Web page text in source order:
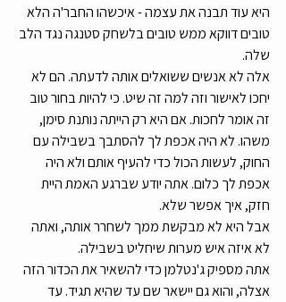
היא עוד תבנה את עצמה - איכשהו החבר'ה הלא
טובים דווקא ממש טובים בלשחק סטנגה נגד הלב
שלה.
אלה לא אנשים ששואלים אותה לדעתה. הם לא
יחכו לאישור וזה למה זה שיט. כי להיות בחור טוב
זה אומר לחכות. אם היא רק הייתה נותנת סימן,
משהו. לא היה אכפת לך להסתבך בשבילה עם
החוק, לעשות הכול כדי להעיף אותם ולא היה
אכפת לך כלום. אתה יודע שברגע האמת היית
חזק, איך אפשר שלא.
אבל היא לא מבקשת ממך לשחרר אותה, ואתה
לא איזה איש מערות שיחליט בשבילה.
אתה מספיק ג'נטלמן כדי להשאיר את הכדור הזה
אצלה, והוא גם יישאר שם עד שהיא תגיד. עד